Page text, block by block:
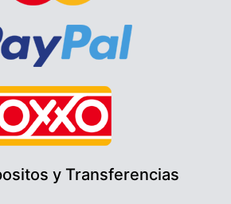
y Transferencias